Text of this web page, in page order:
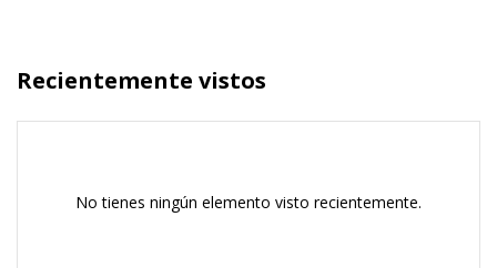
Recientemente vistos
No tienes ningún elemento visto recientemente.